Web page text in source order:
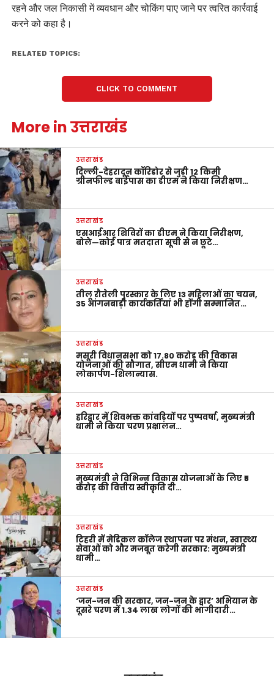
रहने और जल निकासी में व्यवधान और चोकिंग पाए जाने पर त्वरित कार्रवाई
करने को कहा है।
RELATED TOPICS:
CLICK TO COMMENT
More in उत्तराखंड
उत्तराखंड
दिल्ली-देहरादून कॉरिडोर से जुड़ी 12 किमी
ग्रीनफील्ड बाईपास का डीएम ने किया निरीक्षण…
उत्तराखंड
एसआईआर शिविरों का डीएम ने किया निरीक्षण,
बोले—कोई पात्र मतदाता सूची से न छूटे…
उत्तराखंड
तीलू रौतेली पुरस्कार के लिए 13 महिलाओं का चयन,
35 आंगनबाड़ी कार्यकर्तियां भी होंगी सम्मानित…
उत्तराखंड
मसूरी विधानसभा को 17.80 करोड़ की विकास
योजनाओं की सौगात, सीएम धामी ने किया
लोकार्पण-शिलान्यास.
उत्तराखंड
हरिद्वार में शिवभक्त कांवड़ियों पर पुष्पवर्षा, मुख्यमंत्री
धामी ने किया चरण प्रक्षालन…
उत्तराखंड
मुख्यमंत्री ने विभिन्न विकास योजनाओं के लिए ₹5
करोड़ की वित्तीय स्वीकृति दी…
उत्तराखंड
टिहरी में मेडिकल कॉलेज स्थापना पर मंथन, स्वास्थ्य
सेवाओं को और मजबूत करेगी सरकार: मुख्यमंत्री
धामी…
उत्तराखंड
‘जन-जन की सरकार, जन-जन के द्वार’ अभियान के
दूसरे चरण में 1.34 लाख लोगों की भागीदारी…